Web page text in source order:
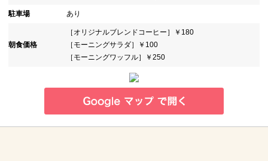
駐車場 あり
朝食価格
［オリジナルブレンドコーヒー］￥180
［モーニングサラダ］￥100
［モーニングワッフル］￥250